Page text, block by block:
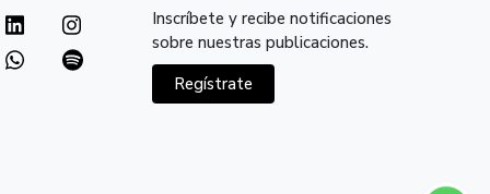
Inscríbete y recibe notificaciones
sobre nuestras publicaciones.
Regístrate